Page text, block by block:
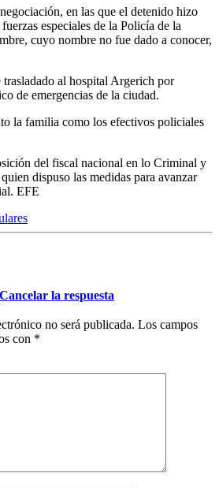
en las que el detenido hizo
especiales de la Policía de la
cuyo nombre no fue dado a conocer,
al hospital Argerich por
de emergencias de la ciudad.
la familia como los efectivos policiales
del fiscal nacional en lo Criminal y
dispuso las medidas para avanzar
EFE
Cancelar la respuesta
no será publicada. Los campos
con *